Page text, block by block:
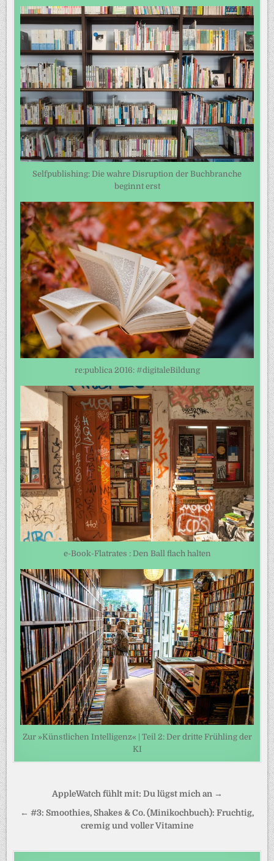
Selfpublishing: Die wahre Disruption der Buchbranche
beginnt erst
re:publica 2016: #digitaleBildung
e-Book-Flatrates : Den Ball flach halten
Zur »Künstlichen Intelligenz« | Teil 2: Der dritte Frühling der
KI
Beitragsnavigation
AppleWatch fühlt mit: Du lügst mich an →
← #3: Smoothies, Shakes & Co. (Minikochbuch): Fruchtig,
cremig und voller Vitamine